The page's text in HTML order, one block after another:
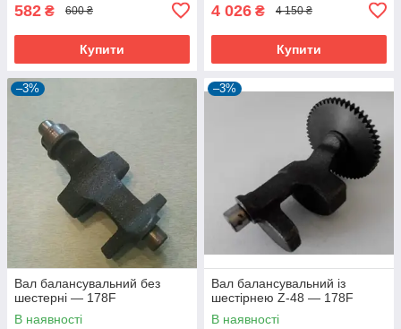
582 ₴ 600 ₴
Купити
4 026 ₴ 4 150 ₴
Купити
–3%
Вал балансувальний без
шестерні — 178F
В наявності
–3%
Вал балансувальний із
шестірнею Z-48 — 178F
В наявності